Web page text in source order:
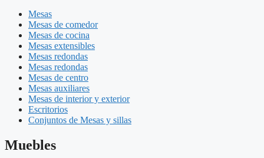
Mesas
Mesas de comedor
Mesas de cocina
Mesas extensibles
Mesas redondas
Mesas redondas
Mesas de centro
Mesas auxiliares
Mesas de interior y exterior
Escritorios
Conjuntos de Mesas y sillas
Muebles